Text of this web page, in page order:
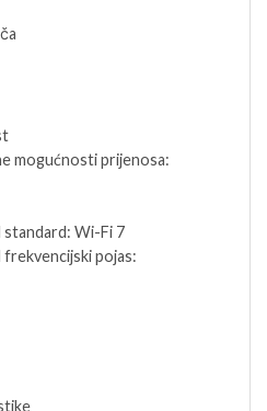
mogućnosti prijenosa:
standard: Wi-Fi 7
frekvencijski pojas: